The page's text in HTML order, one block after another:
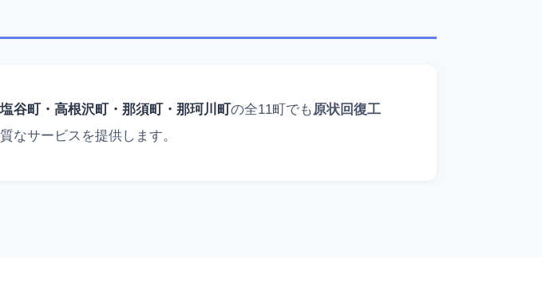
谷町・高根沢町・那須町・那珂川町の全11町でも 原状回復工
なサービスを提供します。